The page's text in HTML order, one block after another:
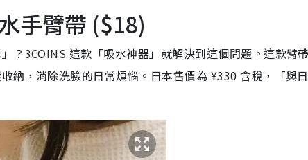
手臂帶 ($18)
？3COINS 這款「吸水神器」就解決到這個問題。這款臂
納，消除洗臉的日常煩惱。日本售價為 ¥330 含稅，「與